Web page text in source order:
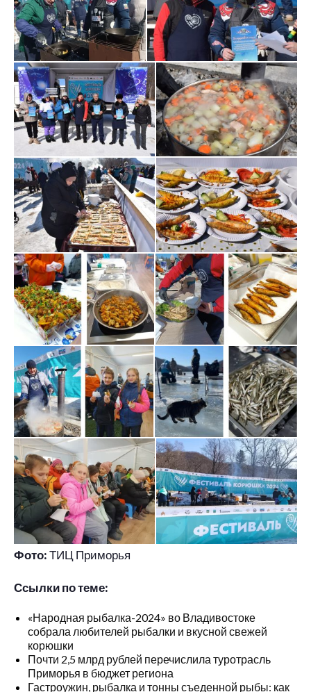
Фото:ТИЦ Приморья
Ссылки по теме:
«Народная рыбалка-2024» во Владивостоке
собрала любителей рыбалки и вкусной свежей
корюшки
Почти 2,5 млрд рублей перечислила туротрасль
Приморья в бюджет региона
Гастроужин, рыбалка и тонны съеденной рыбы: как